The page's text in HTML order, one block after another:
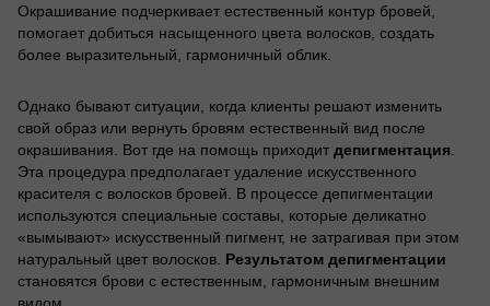
Окрашивание подчеркивает естественный контур бровей,
помогает добиться насыщенного цвета волосков, создать
более выразительный, гармоничный облик.
Однако бывают ситуации, когда клиенты решают изменить
свой образ или вернуть бровям естественный вид после
окрашивания. Вот где на помощь приходит депигментация
Эта процедура предполагает удаление искусственного
красителя с волосков бровей. В процессе депигментации
используются специальные составы, которые деликатно
«вымывают» искусственный пигмент, не затрагивая при этом
натуральный цвет волосков. Результатом депигментации
становятся брови с естественным, гармоничным внешним
видом.